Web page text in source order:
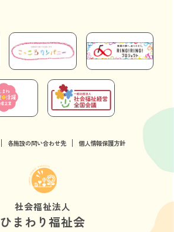
各施設の問い合わせ先 個人情報保護方針
社会福祉法人
ひまわり福祉会